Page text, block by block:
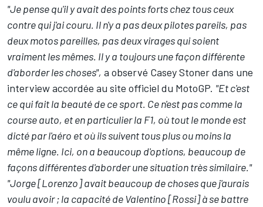
"Je pense qu'il y avait des points forts chez tous ceux
contre qui j'ai couru. Il n'y a pas deux pilotes pareils, pas
deux motos pareilles, pas deux virages qui soient
vraiment les mêmes. Il y a toujours une façon différente
d'aborder les choses", a observé Casey Stoner dans une
interview accordée au site officiel du MotoGP. "Et c'est
ce qui fait la beauté de ce sport. Ce n'est pas comme la
course auto, et en particulier la F1, où tout le monde est
dicté par l'aéro et où ils suivent tous plus ou moins la
même ligne. Ici, on a beaucoup d'options, beaucoup de
façons différentes d'aborder une situation très similaire."
"Jorge [Lorenzo] avait beaucoup de choses que j'aurais
voulu avoir ; la capacité de Valentino [Rossi] à se battre